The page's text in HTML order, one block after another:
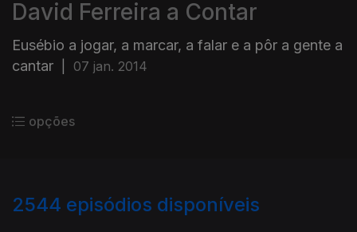
David Ferreira a Contar
Eusébio a jogar, a marcar, a falar e a pôr a gente a
cantar
07 jan. 2014
opções
2544 episódios disponíveis